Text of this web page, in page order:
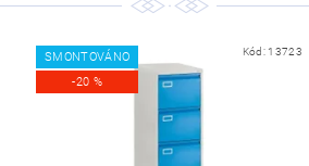
SMONTOVÁNO
-20 %
Kód: 13723